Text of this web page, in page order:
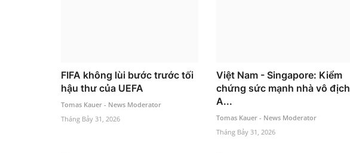
FIFA không lùi bước trước tối
hậu thư của UEFA
Tomas Kauer - News Moderator
Tháng Bảy 31, 2026
Việt Nam - Singapore: Kiểm
chứng sức mạnh nhà vô địch
A...
Tomas Kauer - News Moderator
Tháng Bảy 31, 2026